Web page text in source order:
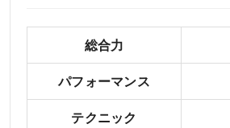
総合力
パフォーマンス
テクニック